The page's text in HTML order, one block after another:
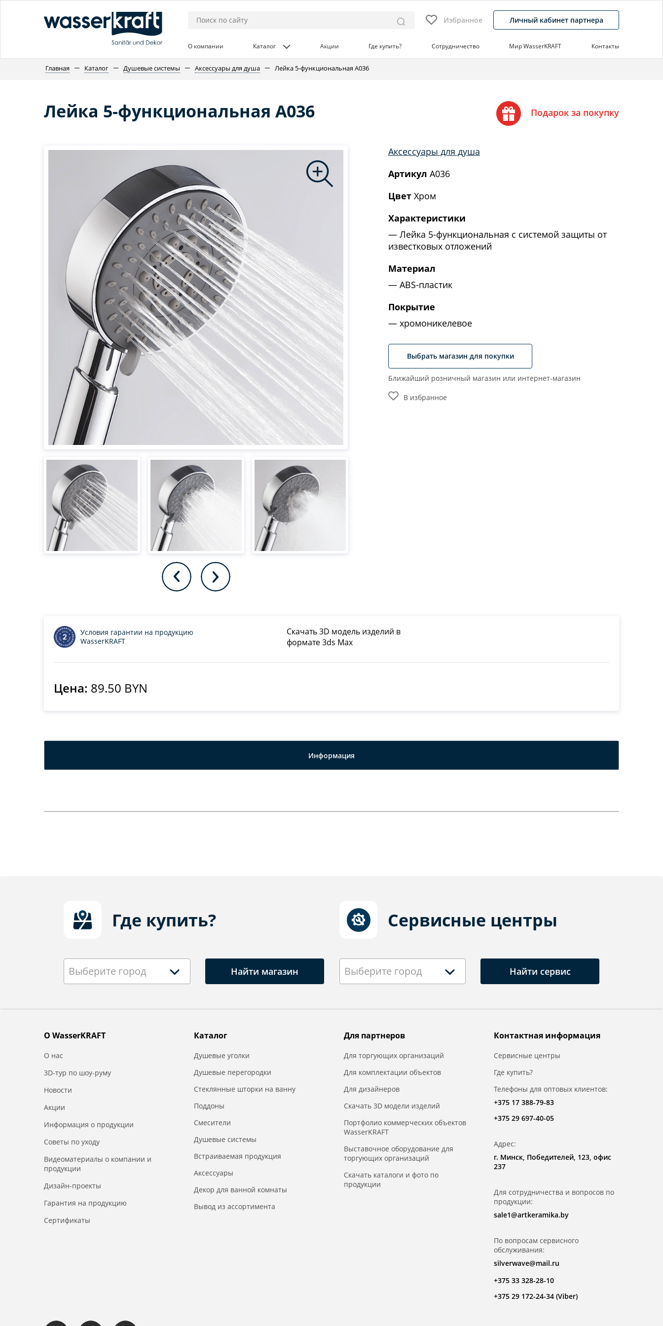
Избранное Личный кабинет партнера
О компании Каталог Акции Где купить? Сотрудничество Мир WasserKRAFT Контакты
Главная Каталог Душевые системы Аксессуары для душа Лейка 5-функциональная A036
Лейка 5-функциональная A036 Подарок за покупку
Аксессуары для душа
Артикул A036
Цвет Хром
Характеристики
Лейка 5-функциональная с системой защиты от
известковых отложений
Материал
ABS-пластик
Покрытие
хромоникелевое
Выбрать магазин для покупки
Ближайший розничный магазин или интернет-магазин
В избранное
Скачать 3D модель изделий в
формате 3ds Max
Условия гарантии на продукцию
WasserKRAFT
Цена: 89.50 BYN
Информация
Где купить?
Выберите город Найти магазин
Сервисные центры
Выберите город Найти сервис
О WasserKRAFT
О нас
3D-тур по шоу-руму
Новости
Акции
Информация о продукции
Советы по уходу
Видеоматериалы о компании и
продукции
Дизайн-проекты
Гарантия на продукцию
Сертификаты
Каталог
Душевые уголки
Душевые перегородки
Стеклянные шторки на ванну
Поддоны
Смесители
Душевые системы
Встраиваемая продукция
Аксессуары
Декор для ванной комнаты
Вывод из ассортимента
Для партнеров
Для торгующих организаций
Для комплектации объектов
Для дизайнеров
Скачать 3D модели изделий
Портфолио коммерческих объектов
WasserKRAFT
Выставочное оборудование для
торгующих организаций
Скачать каталоги и фото по
продукции
Контактная информация
Сервисные центры
Где купить?
Телефоны для оптовых клиентов:
+375 17 388-79-83
+375 29 697-40-05
Адрес:
г. Минск, Победителей, 123, офис
237
Для сотрудничества и вопросов по
продукции:
sale1@artkeramika.by
По вопросам сервисного
обслуживания:
silverwave@mail.ru
+375 33 328-28-10
+375 29 172-24-34 (Viber)